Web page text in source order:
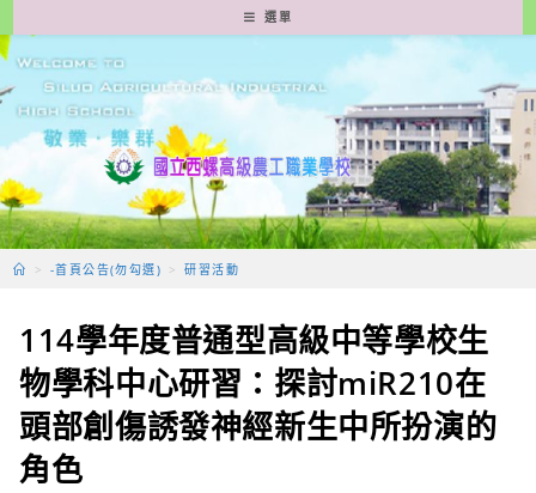
轉
至
要
容
選單
> -首頁公告(勿勾選) > 研習活動
114學年度普通型高級中等學校生
物學科中心研習：探討miR210在
頭部創傷誘發神經新生中所扮演的
角色